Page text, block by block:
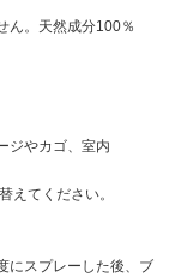
ん。天然成分100％
ジやカゴ、室内
えてください。
にスプレーした後、ブ